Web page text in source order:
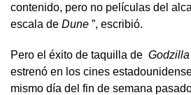
contenido, pero no películas del
escala de Dune ”, escribió.
Pero el éxito de taquilla de
estrenó en los cines
mismo día del fin de semana